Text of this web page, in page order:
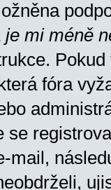
je mi méně
fóra
se
mail,